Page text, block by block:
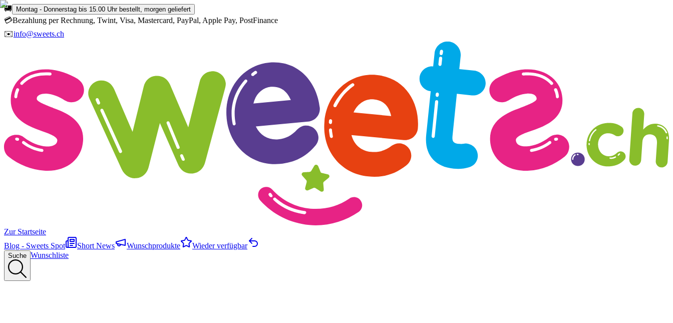
🚚 Montag - Donnerstag bis 15.00 Uhr bestellt, morgen geliefert
💳Bezahlung per Rechnung, Twint, Visa, Mastercard, PayPal, Apple Pay, PostFinance
✉️info@sweets.ch
Zur Startseite
Blog - Sweets Spot
Short News Wunschprodukte Wieder verfügbar
Suche Wunschliste